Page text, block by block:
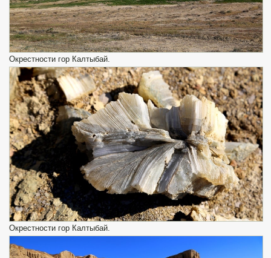
Окрестности гор Калтыбай.
Окрестности гор Калтыбай.